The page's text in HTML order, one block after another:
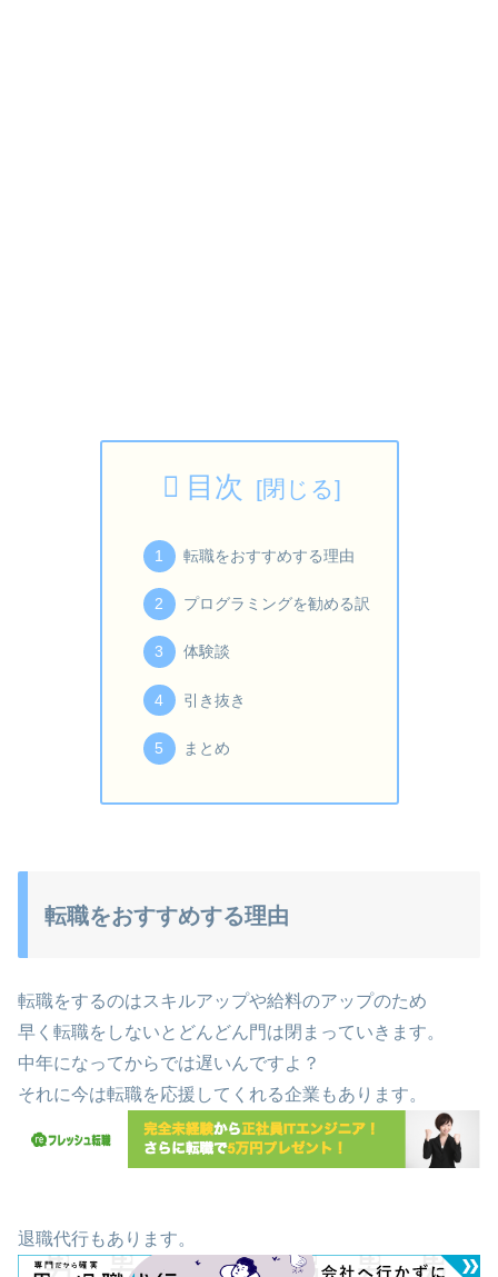
目次
転職をおすすめする理由
プログラミングを勧める訳
体験談
引き抜き
まとめ
転職をおすすめする理由
転職をするのはスキルアップや給料のアップのため
早く転職をしないとどんどん門は閉まっていきます。
中年になってからでは遅いんですよ？
それに今は転職を応援してくれる企業もあります。
退職代行もあります。